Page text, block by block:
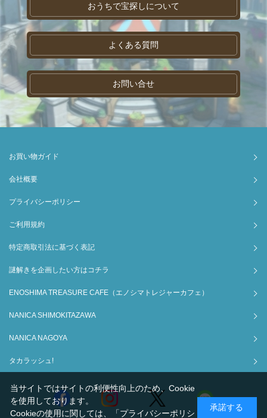
おうちで宝探しについて
よくある質問
お問い合せ
お買い物ガイド
会社概要
プライバシーポリシー
ご利用規約
特定商取引法に基づく表記
謎解きを企画したい方はコチラ
ENOSHIMA TREASURE CAFE（エノシマトレジャーカフェ）
NANICA SHIMOKITAZAWA
NANICA NAGOYA
タカラッシュ!
当サイトではサイトの利便性向上のため、Cookie
を使用しております。
Cookieの使用に関しては、
「プライバシーポリシ
承諾する